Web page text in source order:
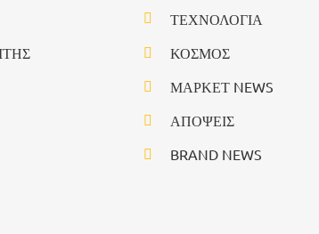
ΤΕΧΝΟΛΟΓΙΑ
ΚΟΣΜΟΣ
ΜΑΡΚΕΤ NEWS
ΑΠΟΨΕΙΣ
BRAND NEWS